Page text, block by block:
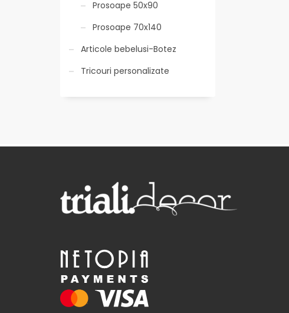
Prosoape 50x90
Prosoape 70x140
Articole bebelusi-Botez
Tricouri personalizate